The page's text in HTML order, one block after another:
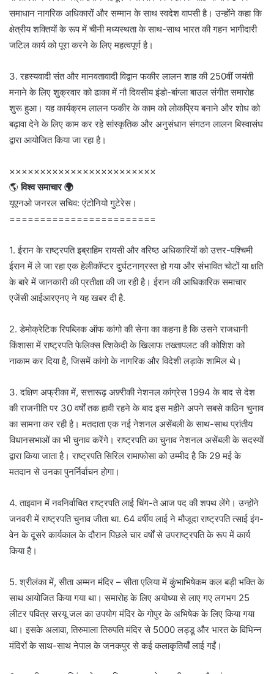
समाधान नागरिक अधिकारों और सम्मान के साथ स्वदेश वापसी है। उन्होंने कहा कि
क्षेत्रीय शक्तियों के रूप में चीनी मध्यस्थता के साथ-साथ भारत की गहन भागीदारी
जटिल कार्य को पूरा करने के लिए महत्वपूर्ण है।
3. रहस्यवादी संत और मानवतावादी विद्वान फकीर लालन शाह की 250वीं जयंती
मनाने के लिए शुक्रवार को ढाका में नौ दिवसीय इंडो-बांग्ला बाउल संगीत समारोह
शुरू हुआ। यह कार्यक्रम लालन फकीर के काम को लोकप्रिय बनाने और शोध को
बढ़ावा देने के लिए काम कर रहे सांस्कृतिक और अनुसंधान संगठन लालन बिस्वासंघ
द्वारा आयोजित किया जा रहा है।
××××××××××××××××××××××××
🌎 विश्व समाचार 🌍
यूएनओ जनरल सचिव: एंटोनियो गुटेरेस।
========================
1. ईरान के राष्ट्रपति इब्राहिम रायसी और वरिष्ठ अधिकारियों को उत्तर-पश्चिमी
ईरान में ले जा रहा एक हेलीकॉप्टर दुर्घटनाग्रस्त हो गया और संभावित चोटों या क्षति
के बारे में जानकारी की प्रतीक्षा की जा रही है। ईरान की आधिकारिक समाचार
एजेंसी आईआरएनए ने यह खबर दी है.
2. डेमोक्रेटिक रिपब्लिक ऑफ कांगो की सेना का कहना है कि उसने राजधानी
किंशासा में राष्ट्रपति फेलिक्स त्शिकेदी के खिलाफ तख्तापलट की कोशिश को
नाकाम कर दिया है, जिसमें कांगो के नागरिक और विदेशी लड़ाके शामिल थे।
3. दक्षिण अफ्रीका में, सत्तारूढ़ अफ़्रीकी नेशनल कांग्रेस 1994 के बाद से देश
की राजनीति पर 30 वर्षों तक हावी रहने के बाद इस महीने अपने सबसे कठिन चुनाव
का सामना कर रही है। मतदाता एक नई नेशनल असेंबली के साथ-साथ प्रांतीय
विधानसभाओं का भी चुनाव करेंगे। राष्ट्रपति का चुनाव नेशनल असेंबली के सदस्यों
द्वारा किया जाता है। राष्ट्रपति सिरिल रामाफोसा को उम्मीद है कि 29 मई के
मतदान से उनका पुनर्निर्वाचन होगा।
4. ताइवान में नवनिर्वाचित राष्ट्रपति लाई चिंग-ते आज पद की शपथ लेंगे। उन्होंने
जनवरी में राष्ट्रपति चुनाव जीता था. 64 वर्षीय लाई ने मौजूदा राष्ट्रपति त्साई इंग-
वेन के दूसरे कार्यकाल के दौरान पिछले चार वर्षों से उपराष्ट्रपति के रूप में कार्य
किया है।
5. श्रीलंका में, सीता अम्मन मंदिर – सीता एलिया में कुंभाभिषेकम कल बड़ी भक्ति के
साथ आयोजित किया गया था। समारोह के लिए अयोध्या से लाए गए लगभग 25
लीटर पवित्र सरयू जल का उपयोग मंदिर के गोपुर के अभिषेक के लिए किया गया
था। इसके अलावा, तिरुमाला तिरुपति मंदिर से 5000 लड्डू और भारत के विभिन्न
मंदिरों के साथ-साथ नेपाल के जनकपुर से कई कलाकृतियाँ लाई गईं।